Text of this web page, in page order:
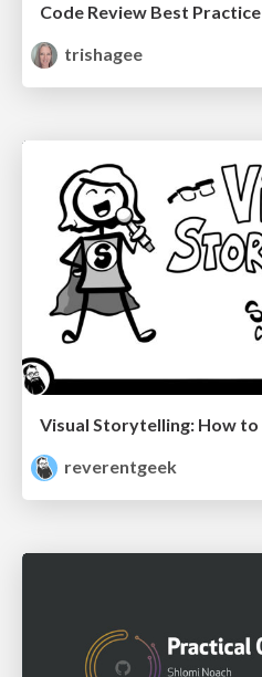
Code Review Best Practice
trishagee
reverentgeek